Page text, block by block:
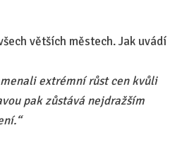
větších městech. Jak uvádí
extrémní růst cen kvůli
pak zůstává nejdražším